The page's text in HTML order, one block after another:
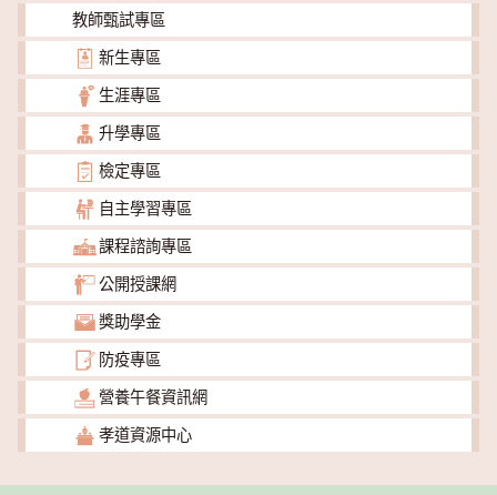
教師甄試專區
新生專區
生涯專區
升學專區
檢定專區
自主學習專區
課程諮詢專區
公開授課網
獎助學金
防疫專區
營養午餐資訊網
孝道資源中心